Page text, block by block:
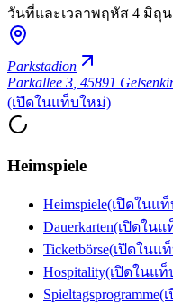
วันที่และเวลาพฤหัส 4 มิถุ
Parkstadion
Parkallee 3, 45891
(เปิดในแท็บใหม่)
Heimspiele
Heimspiele(เปิดในแ
Dauerkarten(เปิดในแ
Ticketbörse(เปิดในแ
Hospitality(เปิดในแ
Spieltagsprogramme(